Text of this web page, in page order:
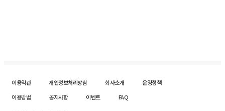
이용약관 개인정보처리방침 회사소개
운영정책
이용방법
공지사항 이벤트 FAQ